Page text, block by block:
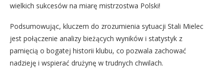
wielkich sukcesów na miarę mistrzostwa Polski!
Podsumowując, kluczem do zrozumienia sytuacji Stali Mielec
jest połączenie analizy bieżących wyników i statystyk z
pamięcią o bogatej historii klubu, co pozwala zachować
nadzieję i wspierać drużynę w trudnych chwilach.